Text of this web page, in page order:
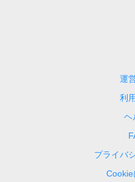
運
利
ヘ
プライバ
Cookie